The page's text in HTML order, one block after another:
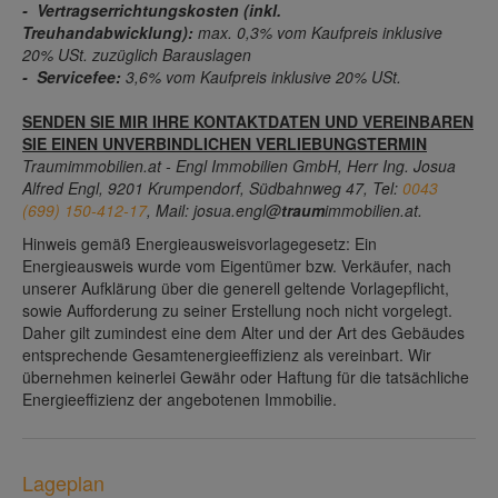
- Vertragserrichtungskosten (inkl.
Treuhandabwicklung): max. 0,3% vom Kaufpreis inklusive
20% USt. zuzüglich Barauslagen
- Servicefee: 3,6% vom Kaufpreis inklusive 20% USt.
SENDEN SIE MIR IHRE KONTAKTDATEN UND VEREINBAREN
SIE EINEN UNVERBINDLICHEN VERLIEBUNGSTERMIN
Traumimmobilien.at - Engl Immobilien GmbH, Herr Ing. Josua
Alfred Engl, 9201 Krumpendorf, Südbahnweg 47, Tel: 0043
(699) 150-412-17, Mail: josua.engl@traumimmobilien.at.
Hinweis gemäß Energieausweisvorlagegesetz: Ein
Energieausweis wurde vom Eigentümer bzw. Verkäufer, nach
unserer Aufklärung über die generell geltende Vorlagepflicht,
sowie Aufforderung zu seiner Erstellung noch nicht vorgelegt.
Daher gilt zumindest eine dem Alter und der Art des Gebäudes
entsprechende Gesamtenergieeffizienz als vereinbart. Wir
übernehmen keinerlei Gewähr oder Haftung für die tatsächliche
Energieeffizienz der angebotenen Immobilie.
Lageplan